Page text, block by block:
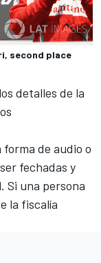
second place
detalles de la
de audio o
fechadas y
Si una persona
la fiscalía